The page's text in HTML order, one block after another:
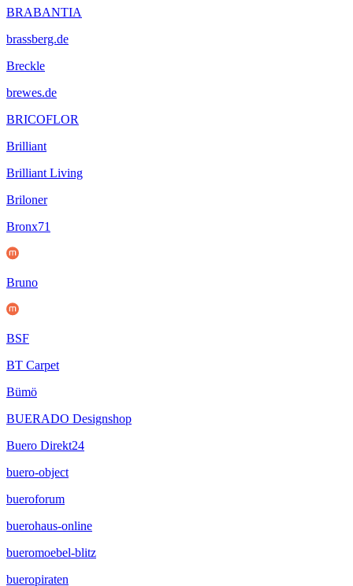
BRABANTIA
brassberg.de
Breckle
brewes.de
BRICOFLOR
Brilliant
Brilliant Living
Briloner
Bronx71
Bruno
BSF
BT Carpet
Bümö
BUERADO Designshop
Buero Direkt24
buero-object
bueroforum
buerohaus-online
bueromoebel-blitz
bueropiraten